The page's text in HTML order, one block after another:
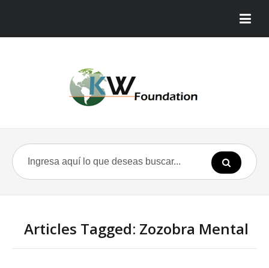
Articles Tagged: Zozobra Mental